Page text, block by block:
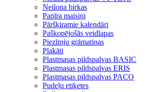
Neilona birkas
Papīra maisiņi
Pāršķiramie kalendāri
Paškopējošās veidlapas
Piezīmju grāmatiņas
Plakāti
Plastmasas pildspalvas BASIC
Plastmasas pildspalvas ERIS
Plastmasas pildspalvas PACO
Pudeļu etiķetes